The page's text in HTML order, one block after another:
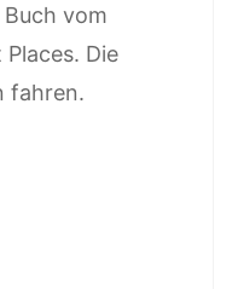
Buch vom
Die
fahren.